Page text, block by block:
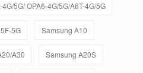
4G/5G/ OPA6-4G/5G/A6T-4G/5G
5G Samsung A10
A30 Samsung A20S